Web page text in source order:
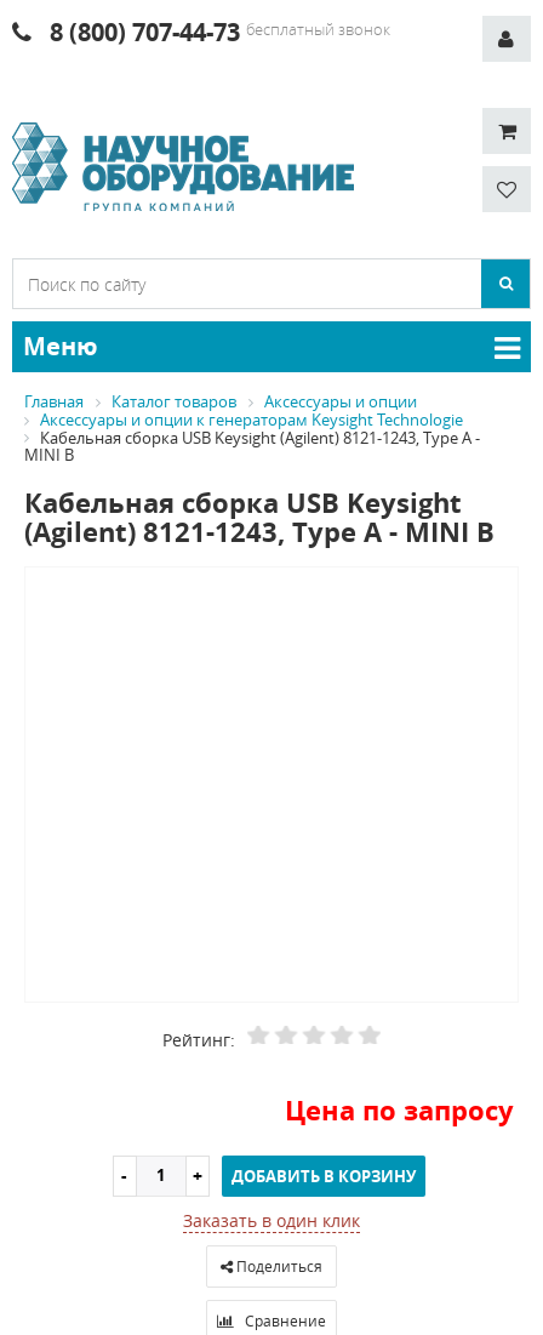
8 (800) 707-44-73 бесплатный звонок
Меню
Главная Каталог товаров
Аксессуары и опции
Аксессуары и опции к генераторам Keysight Technologie
Кабельная сборка USB Keysight (Agilent) 8121-1243, Type A -
MINI B
Кабельная сборка USB Keysight
(Agilent) 8121-1243, Type A - MINI B
Рейтинг:
Цена по запросу
ДОБАВИТЬ В КОРЗИНУ
Заказать в один клик
Поделиться
Сравнение